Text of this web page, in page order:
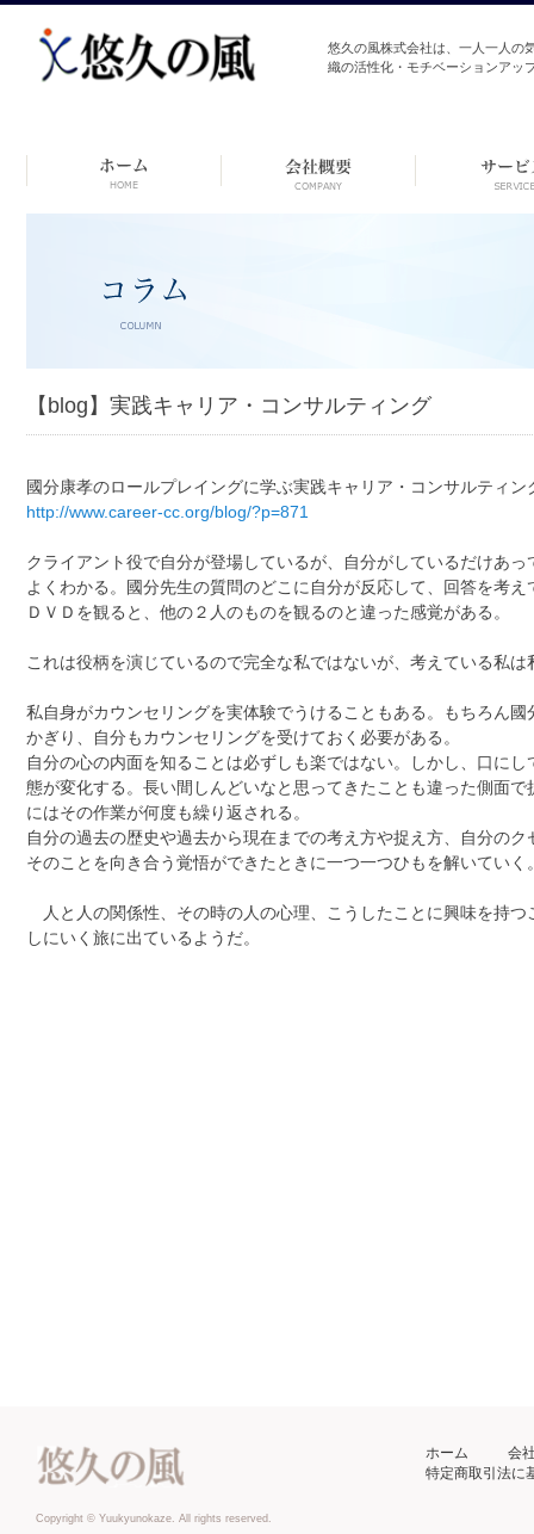
悠久の風株式会社は、一人一人の
織の活性化・モチベーションアッ
テ
ン
【blog】実践キャリア・コンサルティング
國分康孝のロールプレイングに学ぶ実践キャリア・コンサルティン
http://www.career-cc.org/blog/?p=871
クライアント役で自分が登場しているが、自分がしているだけあ
よくわかる。國分先生の質問のどこに自分が反応して、回答を考
ＤＶＤを観ると、他の２人のものを観るのと違った感覚がある。
これは役柄を演じているので完全な私ではないが、考えている私は
私自身がカウンセリングを実体験でうけることもある。もちろん
かぎり、自分もカウンセリングを受けておく必要がある。
自分の心の内面を知ることは必ずしも楽ではない。しかし、口に
態が変化する。長い間しんどいなと思ってきたことも違った側面
にはその作業が何度も繰り返される。
自分の過去の歴史や過去から現在までの考え方や捉え方、自分の
そのことを向き合う覚悟ができたときに一つ一つひもを解いていく
人と人の関係性、その時の人の心理、こうしたことに興味を持
しにいく旅に出ているようだ。
ホーム
会
特定商取引法に
Copyright © Yuukyunokaze. All rights reserved.